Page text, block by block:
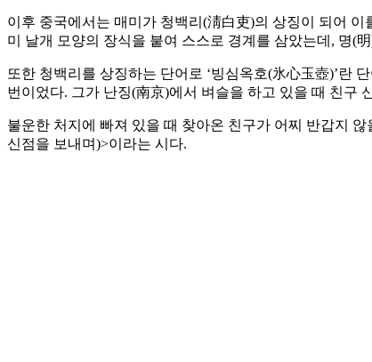
이후 중국에서는 매미가 청백리(淸白吏)의 상징이 되어
미 날개 모양의 장식을 붙여 스스로 경계를 삼았는데, 명(
또한 청백리를 상징하는 단어로 ‘빙심옥호(氷心玉壺)’란
번이었다. 그가 난징(南京)에서 벼슬을 하고 있을 때 친구
불운한 처지에 빠져 있을 때 찾아온 친구가 어찌 반갑지
신점을 보내며)>이라는 시다.